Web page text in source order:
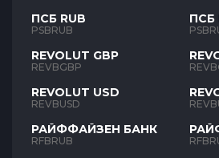
ПСБ RUB
PSBRUB
REVOLUT GBP
REVBGBP
REVOLUT USD
REVBUSD
РАЙФФАЙЗЕН БАНК
RFBRUB
ПСБ